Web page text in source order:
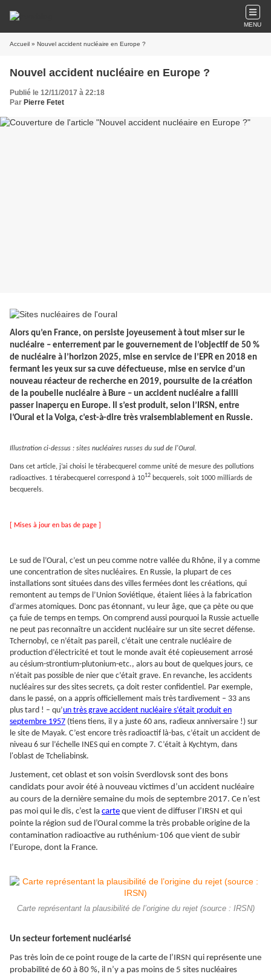
MENU
Accueil » Nouvel accident nucléaire en Europe ?
Nouvel accident nucléaire en Europe ?
Publié le 12/11/2017 à 22:18
Par Pierre Fetet
Alors qu’en France, on persiste joyeusement à tout miser sur le
nucléaire – enterrement par le gouvernement de l’objectif de 50 %
de nucléaire à l’horizon 2025, mise en service de l’EPR en 2018 en
fermant les yeux sur sa cuve défectueuse, mise en service d’un
nouveau réacteur de recherche en 2019, poursuite de la création
de la poubelle nucléaire à Bure – un accident nucléaire a failli
passer inaperçu en Europe. Il s’est produit, selon l’IRSN, entre
l’Oural et la Volga, c’est-à-dire très vraisemblablement en Russie.
Illustration ci-dessus : sites nucléaires russes du sud de l'Oural.
Dans cet article, j’ai choisi le térabecquerel comme unité de mesure des pollutions
radioactives. 1 térabecquerel correspond à 1012 becquerels, soit 1000 milliards de
becquerels.
[ Mises à jour en bas de page ]
Le sud de l’Oural, c’est un peu comme notre vallée du Rhône, il y a comme
une concentration de sites nucléaires. En Russie, la plupart de ces
installations sont situées dans des villes fermées dont les créations, qui
remontent au temps de l’Union Soviétique, étaient liées à la fabrication
d’armes atomiques. Donc pas étonnant, vu leur âge, que ça pète ou que
ça fuie de temps en temps. On comprend aussi pourquoi la Russie actuelle
ne peut pas reconnaître un accident nucléaire sur un site secret défense.
Tchernobyl, ce n’était pas pareil, c’était une centrale nucléaire de
production d’électricité et tout le monde avait été copieusement arrosé
au césium-strontium-plutonium-etc., alors au bout de quelques jours, ce
n’était pas possible de nier que c’était grave. En revanche, les accidents
nucléaires sur des sites secrets, ça doit rester confidentiel. Par exemple,
dans le passé, on a appris officiellement mais très tardivement – 33 ans
plus tard ! – qu’un très grave accident nucléaire s’était produit en
septembre 1957 (tiens tiens, il y a juste 60 ans, radieux anniversaire !) sur
le site de Mayak. C’est encore très radioactif là-bas, c’était un accident de
niveau 6 sur l’échelle INES qui en compte 7. C’était à Kychtym, dans
l'oblast de Tcheliabinsk.
Justement, cet oblast et son voisin Sverdlovsk sont des bons
candidats pour avoir été à nouveau victimes d’un accident nucléaire
au cours de la dernière semaine du mois de septembre 2017. Ce n’est
pas moi qui le dis, c’est la carte que vient de diffuser l’IRSN et qui
pointe la région sud de l’Oural comme la très probable origine de la
contamination radioactive au ruthénium-106 que vient de subir
l’Europe, dont la France.
Carte représentant la plausibilité de l’origine du rejet (source : IRSN)
Un secteur fortement nucléarisé
Pas très loin de ce point rouge de la carte de l’IRSN qui représente une
probabilité de 60 à 80 %, il n’y a pas moins de 5 sites nucléaires